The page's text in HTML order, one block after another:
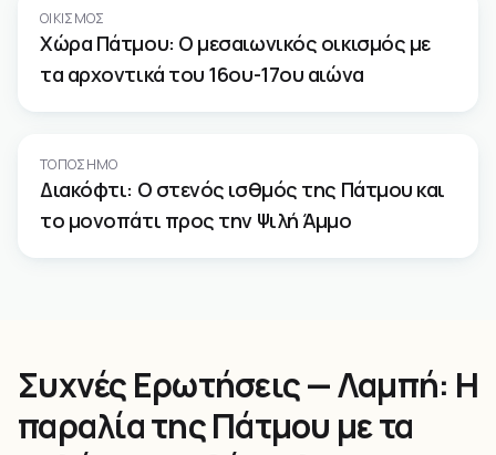
ΟΙΚΙΣΜΌΣ
Χώρα Πάτμου: Ο μεσαιωνικός οικισμός με
τα αρχοντικά του 16ου-17ου αιώνα
ΤΟΠΌΣΗΜΟ
Διακόφτι: Ο στενός ισθμός της Πάτμου και
το μονοπάτι προς την Ψιλή Άμμο
Συχνές Ερωτήσεις — Λαμπή: Η
παραλία της Πάτμου με τα